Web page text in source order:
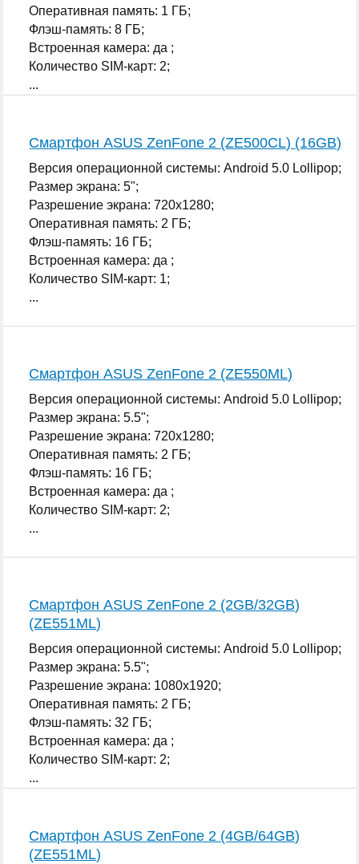
Оперативная память: 1 ГБ;
Флэш-память: 8 ГБ;
Встроенная камера: да ;
Количество SIM-карт: 2;
...
Смартфон ASUS ZenFone 2 (ZE500CL) (16GB)
Версия операционной системы: Android 5.0 Lollipop;
Размер экрана: 5";
Разрешение экрана: 720x1280;
Оперативная память: 2 ГБ;
Флэш-память: 16 ГБ;
Встроенная камера: да ;
Количество SIM-карт: 1;
...
Смартфон ASUS ZenFone 2 (ZE550ML)
Версия операционной системы: Android 5.0 Lollipop;
Размер экрана: 5.5";
Разрешение экрана: 720x1280;
Оперативная память: 2 ГБ;
Флэш-память: 16 ГБ;
Встроенная камера: да ;
Количество SIM-карт: 2;
...
Смартфон ASUS ZenFone 2 (2GB/32GB)
(ZE551ML)
Версия операционной системы: Android 5.0 Lollipop;
Размер экрана: 5.5";
Разрешение экрана: 1080x1920;
Оперативная память: 2 ГБ;
Флэш-память: 32 ГБ;
Встроенная камера: да ;
Количество SIM-карт: 2;
...
Смартфон ASUS ZenFone 2 (4GB/64GB)
(ZE551ML)